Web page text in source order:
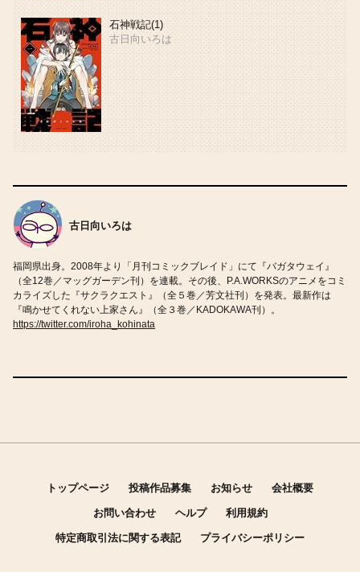
石神戦記(1)
古日向いろは
古日向いろは
福岡県出身。2008年より「月刊コミックブレイド」にて『バガタウェイ』
（全12巻／マッグガーデン刊）を連載。その後、P.A.WORKSのアニメをコミ
カライズした『サクラクエスト』（全５巻／芳文社刊）を発表。最新作は
『鳴かせてくれない上家さん』（全３巻／KADOKAWA刊）。
https://twitter.com/iroha_kohinata
トップページ 投稿作品募集 お知らせ 会社概要
お問い合わせ ヘルプ 利用規約
特定商取引法に関する表記 プライバシーポリシー